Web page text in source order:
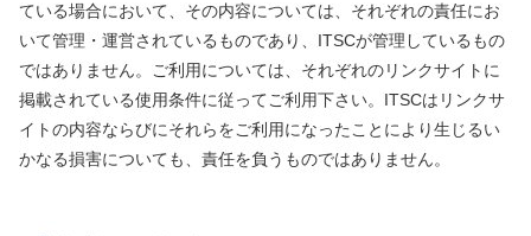
ている場合において、その内容については、それぞれの責任にお
いて管理・運営されているものであり、ITSCが管理しているもの
ではありません。ご利用については、それぞれのリンクサイトに
掲載されている使用条件に従ってご利用下さい。ITSCはリンクサ
イトの内容ならびにそれらをご利用になったことにより生じるい
かなる損害についても、責任を負うものではありません。